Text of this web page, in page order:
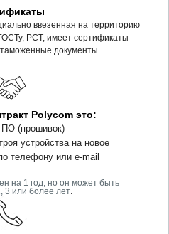
ввезенная на территорию
РСТ, имеет сертификаты
документы.
Polycom это:
ПО (прошивок)
устройства на новое
телефону или e-mail
на 1 год, но он может быть
3 или более лет.